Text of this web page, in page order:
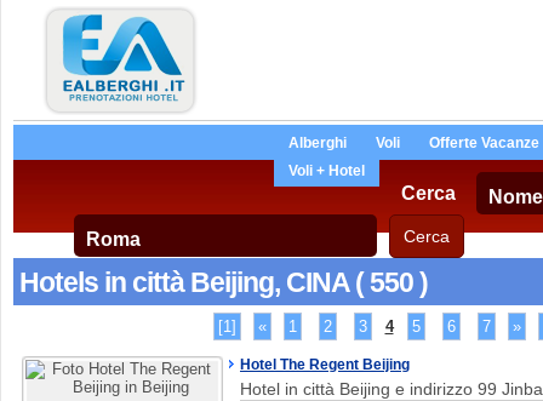
Alberghi Voli
Offerte Vacanze
Voli + Hotel
Cerca
Hotels in città Beijing, CINA ( 550 )
[1] « 1 2 3 4 5 6 7 »
Hotel The Regent Beijing
Hotel in città Beijing e indirizzo 99